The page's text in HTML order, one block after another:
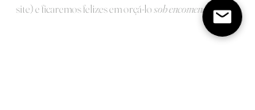
site) e ficaremos felizes em orçá-losob encomenda .